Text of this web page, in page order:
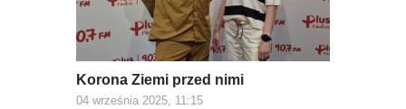
Korona Ziemi przed nimi
04 września 2025, 11:15